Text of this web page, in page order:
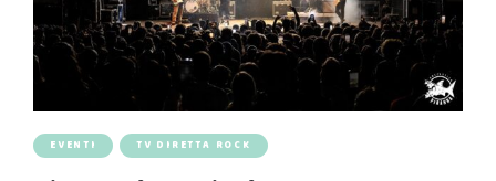
EVENTI TV DIRETTA ROCK